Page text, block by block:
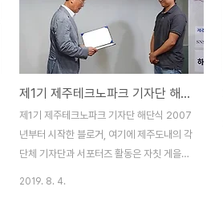
제1기 제주테크노파크 기자단 해단식
제1기 제주테크노파크 기자단 해단식 2007
년부터 시작한 블로거, 여기에 제주도내의 각
단체 기자단과 서포터즈 활동은 자칫 게을러
2019. 8. 4.